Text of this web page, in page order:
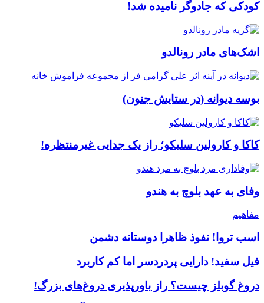
کودکی که جادوگر نامیده شد!
اشک‌های مادر رونالدو
بوسه دیوانه (در ستایش جنون)
کاکا و کارولین سلیکو؛ راز یک جدایی غیرمنتظره!
وفای به عهد بلوچ به هندو
مفاهیم
اسب تروا! نفوذ ظاهرا دوستانه دشمن
فیل سفید! دارایی پردردسر اما کم کاربرد
دروغ گوبلز چیست؟ راز باورپذیری دروغ‌های بزرگ!